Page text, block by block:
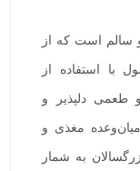
است که از
با استفاده از
طعمی دلپذیر و
مغذی و
به شمار